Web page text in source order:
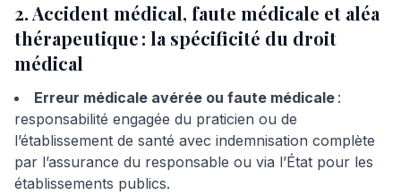
2. Accident médical, faute médicale et aléa
thérapeutique : la spécificité du droit
médical
Erreur médicale avérée ou faute médicale :
responsabilité engagée du praticien ou de
l’établissement de santé avec indemnisation complète
par l’assurance du responsable ou via l’État pour les
établissements publics.